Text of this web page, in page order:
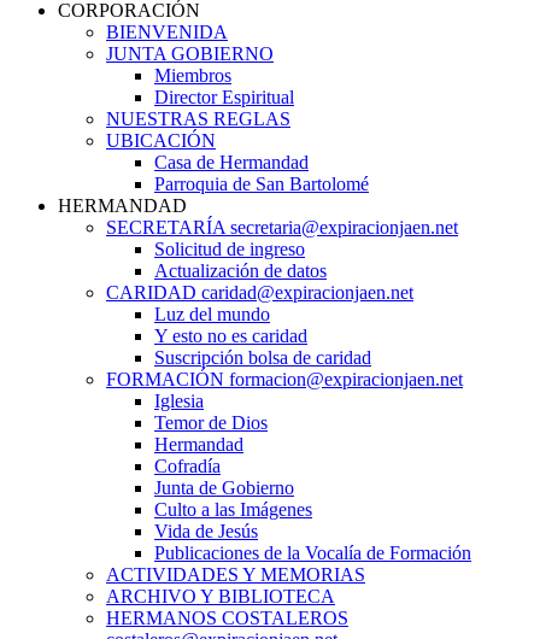
CORPORACIÓN
BIENVENIDA
JUNTA GOBIERNO
Miembros
Director Espiritual
NUESTRAS REGLAS
UBICACIÓN
Casa de Hermandad
Parroquia de San Bartolomé
HERMANDAD
SECRETARÍA secretaria@expiracionjaen.net
Solicitud de ingreso
Actualización de datos
CARIDAD caridad@expiracionjaen.net
Luz del mundo
Y esto no es caridad
Suscripción bolsa de caridad
FORMACIÓN formacion@expiracionjaen.net
Iglesia
Temor de Dios
Hermandad
Cofradía
Junta de Gobierno
Culto a las Imágenes
Vida de Jesús
Publicaciones de la Vocalía de Formación
ACTIVIDADES Y MEMORIAS
ARCHIVO Y BIBLIOTECA
HERMANOS COSTALEROS